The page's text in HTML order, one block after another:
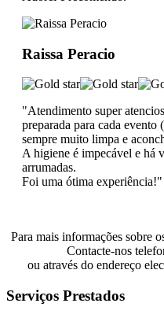
Raissa Peracio
"Atendimento super
preparada para cada evento
sempre muito limpa e
A higiene é impecável e há
arrumadas.
Foi uma ótima experiência!"
Para mais informações sobre
Contacte-nos
ou através do endereço
Serviços Prestados